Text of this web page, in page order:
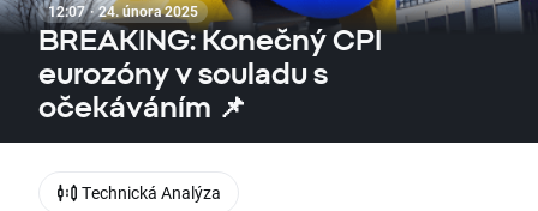
12:07 · 24. února 2025
BREAKING: Konečný CPI
eurozóny v souladu s
očekáváním 📌
Technická Analýza